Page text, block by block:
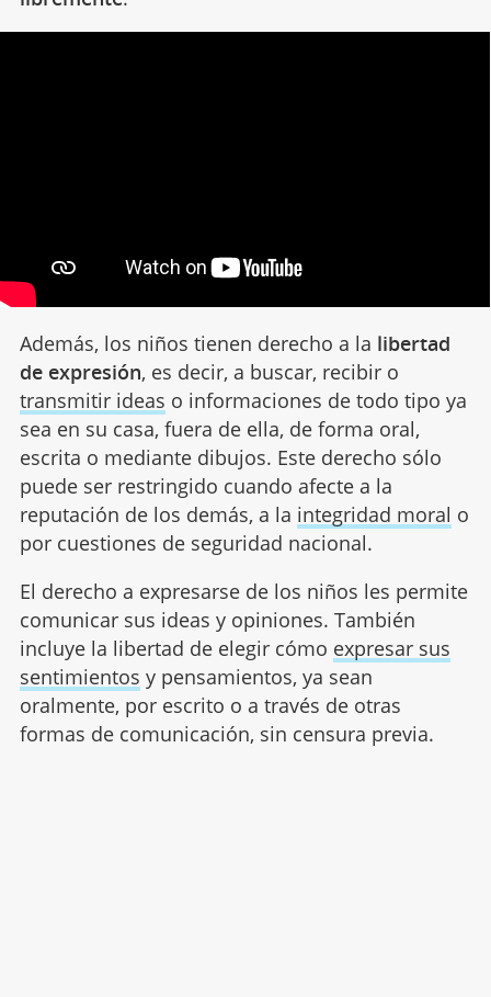
Además, los niños tienen derecho a la libertad
de expresión, es decir, a buscar, recibir o
transmitir ideas o informaciones de todo tipo ya
sea en su casa, fuera de ella, de forma oral,
escrita o mediante dibujos. Este derecho sólo
puede ser restringido cuando afecte a la
reputación de los demás, a la integridad moral o
por cuestiones de seguridad nacional.
El derecho a expresarse de los niños les permite
comunicar sus ideas y opiniones. También
incluye la libertad de elegir cómo expresar sus
sentimientos y pensamientos, ya sean
oralmente, por escrito o a través de otras
formas de comunicación, sin censura previa.